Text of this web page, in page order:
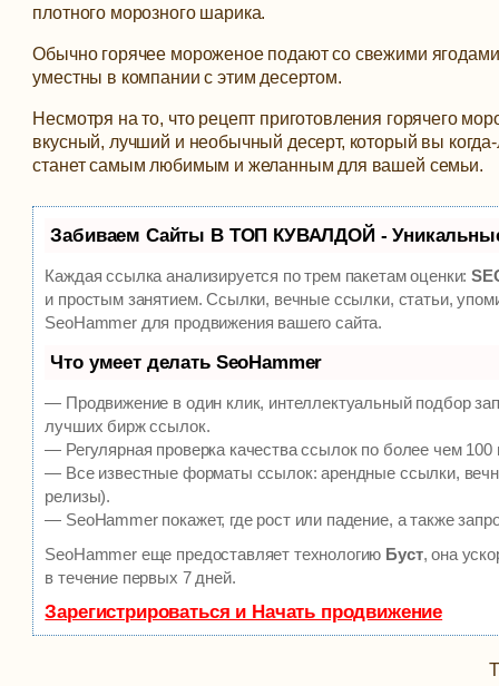
плотного морозного шарика.
Обычно горячее мороженое подают со свежими
уместны в компании с этим десертом.
Несмотря на то, что рецепт приготовления горячего
вкусный, лучший и необычный десерт, который вы
станет самым любимым и желанным для вашей семьи.
Забиваем Сайты В ТОП КУВАЛДОЙ -
Каждая ссылка анализируется по трем пакетам оценки:
и простым занятием. Ссылки, вечные ссылки, статьи,
SeoHammer для продвижения вашего сайта.
Что умеет делать SeoHammer
— Продвижение в один клик, интеллектуальный подбор
лучших бирж ссылок.
— Регулярная проверка качества ссылок по более чем
— Все известные форматы ссылок: арендные ссылки,
релизы).
— SeoHammer покажет, где рост или падение, а также
SeoHammer еще предоставляет технологию Буст, она
в течение первых 7 дней.
Зарегистрироваться и Начать продвижение